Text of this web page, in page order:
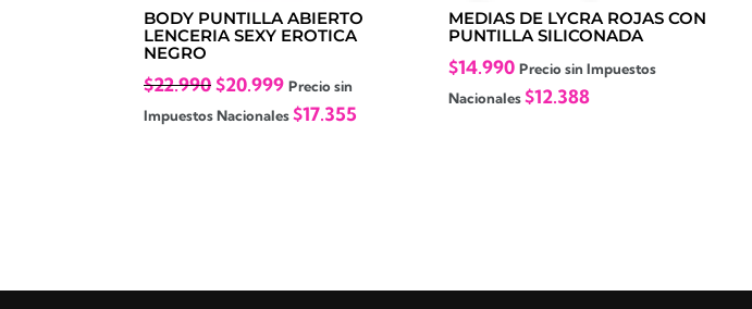
BODY PUNTILLA ABIERTO
LENCERIA SEXY EROTICA
NEGRO
$22.990El
precio
$20.999El
precio
Precio sin
Impuestos Nacionales$17.355
MEDIAS DE LYCRA ROJAS CON
PUNTILLA SILICONADA
$14.990 Precio sin Impuestos
Nacionales$12.388